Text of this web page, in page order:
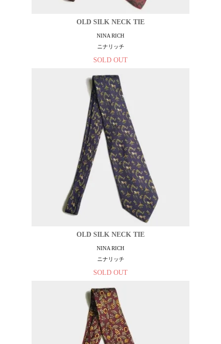
OLD SILK NECK TIE
NINA RICH
ニナリッチ
SOLD OUT
OLD SILK NECK TIE
NINA RICH
ニナリッチ
SOLD OUT